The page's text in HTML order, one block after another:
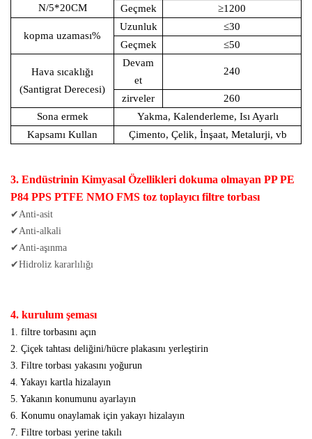
N/5*20CM
Geçmek
≥1200
kopma uzaması%
Uzunluk
≤30
Geçmek
≤50
Hava sıcaklığı
(Santigrat Derecesi)
Devam
et
240
zirveler
260
Sona ermek
Yakma, Kalenderleme, Isı Ayarlı
Kapsamı Kullan
Çimento, Çelik, İnşaat, Metalurji, vb
3. Endüstrinin Kimyasal Özellikleri dokuma olmayan PP PE
P84 PPS PTFE NMO FMS toz toplayıcı filtre torbası
✔Anti-asit
✔Anti-alkali
✔Anti-aşınma
✔Hidroliz kararlılığı
4. kurulum şeması
1. filtre torbasını açın
2. Çiçek tahtası deliğini/hücre plakasını yerleştirin
3. Filtre torbası yakasını yoğurun
4. Yakayı kartla hizalayın
5. Yakanın konumunu ayarlayın
6. Konumu onaylamak için yakayı hizalayın
7. Filtre torbası yerine takılı